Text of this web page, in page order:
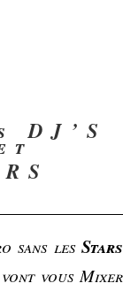
sans les Stars
vous Mixer